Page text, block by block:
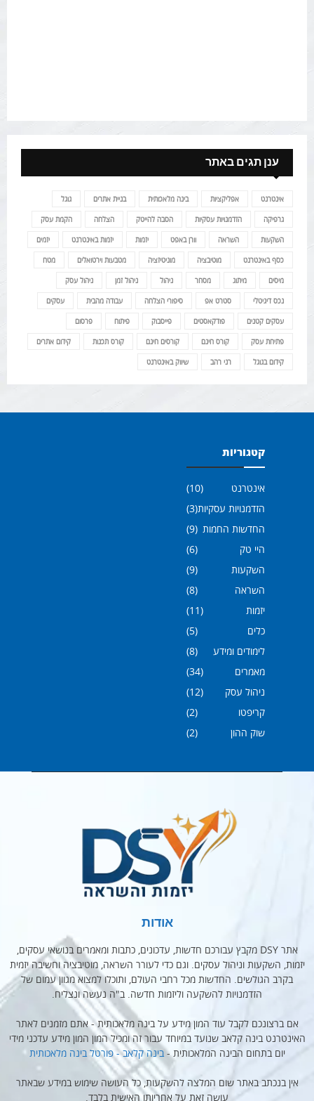
ענן תגים באתר
אינטרנט אפליקציות בינה מלאכותית בניית אתרים גוגל
גרפיקה הזדמנויות עסקיות הסבה להייטק הצלחה הקמת עסק
השקעות השראה וורן באפט יזמות יזמות באינטרנט יזמים
כסף באינטרנט מוטיבציה מוניטיזציה מטבעות וירטואלים מטח
מיסים מיתוג מסחר ניהול ניהול זמן ניהול עסק
נכס דיגיטלי סטרט אפ סיפורי הצלחה עבודה מהבית עסקים
עסקים קטנים פודקאסטים פייסבוק פיתוח פרסום
פתיחת עסק קורס חינם קורסים חינם קורס תכנות קידום אתרים
קידום בגוגל רני רהב שיווק באינטרנט
קטגוריות
אינטרנט
(10)
הזדמנויות עסקיות(3)
החדשות החמות (9)
היי טק
(6)
השקעות
(9)
השראה
(8)
יזמות
(11)
כלים
(5)
לימודים ומידע
(8)
מאמרים
(34)
ניהול עסק
(12)
קריפטו
(2)
שוק ההון
(2)
אודות
אתר DSY מקבץ עבורכם חדשות, עדכונים, כתבות ומאמרים בנושאי עסקים,
יזמות, השקעות וניהול עסקים. וגם כדי לעורר השראה, מוטיבציה וחשיבה יזמית
בקרב הגולשים. החדשות מכל רחבי העולם, ותוכלו למצוא מגוון עמום של
הזדמנויות להשקעה וליזמות חדשה. ב"ה נעשה ונצליח.
אם ברצונכם לקבל עוד המון מידע על בינה מלאכותית - אתם מזמנים לאתר
האינטרנט בינה קלאב שנועד במיוחד עבור זה ומכיל המון המון מידע עדכני מידי
יום בתחום הבינה המלאכותית -בינה קלאב - פורטל בינה מלאכותית
אין בנכתב באתר שום המלצה להשקעות, כל העושה שימוש במידע שבאתר
עושה זאת על אחריותו האישית בלבד.